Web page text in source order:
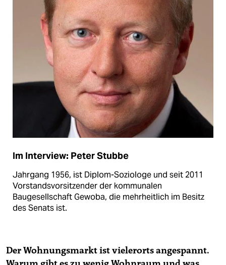
Im Interview: Peter Stubbe
Jahrgang 1956, ist Diplom-Soziologe und seit 2011
Vorstandsvorsitzender der kommunalen
Baugesellschaft Gewoba, die mehrheitlich im Besitz
des Senats ist.
Der Wohnungsmarkt ist vielerorts angespannt.